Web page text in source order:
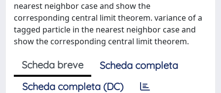
nearest neighbor case and show the
corresponding central limit theorem. variance of a
tagged particle in the nearest neighbor case and
show the corresponding central limit theorem.
Scheda breve
Scheda completa
Scheda completa (DC)